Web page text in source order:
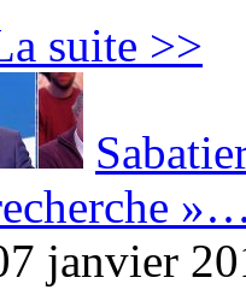
suite >>
»…
janvier